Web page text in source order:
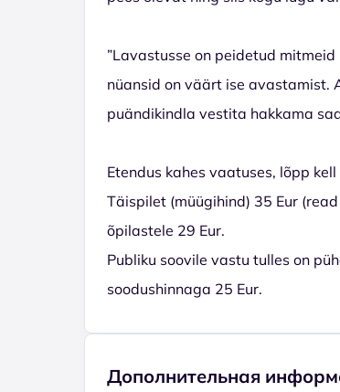
”Lavastusse on peidetud
nüansid on väärt ise avastamist.
puändikindla vestita hakkama
Etendus kahes vaatuses, lõpp
Täispilet (müügihind) 35 Eur
õpilastele 29 Eur.
Publiku soovile vastu tulles on
soodushinnaga 25 Eur.
Дополнительная